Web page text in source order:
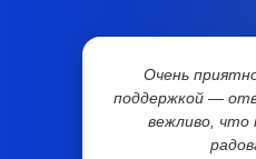
Очень
поддержкой —
вежливо,